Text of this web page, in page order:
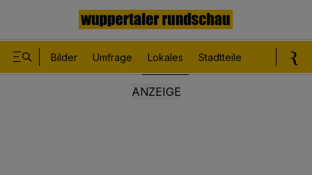
Bilder Umfrage Lokales Stadtteile